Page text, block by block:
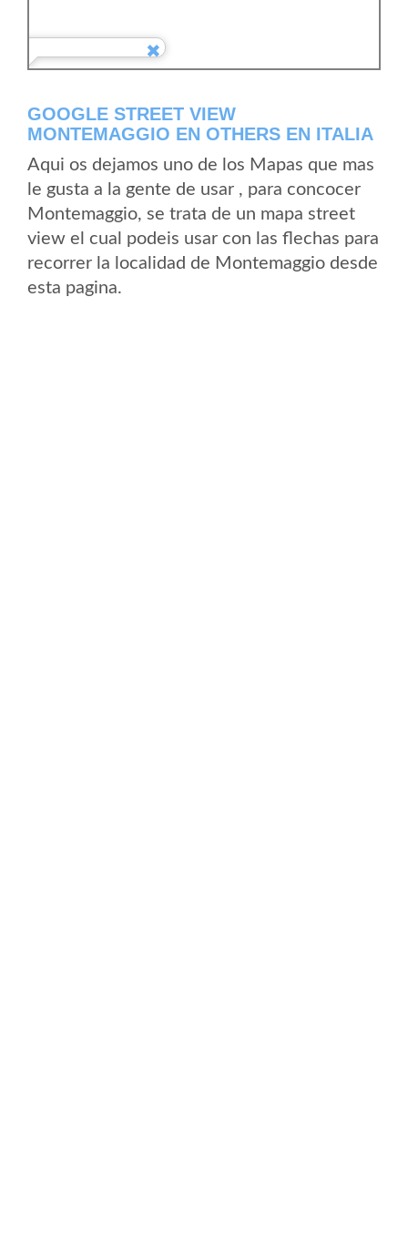
GOOGLE STREET VIEW
MONTEMAGGIO EN OTHERS EN ITALIA
Aqui os dejamos uno de los Mapas que mas
le gusta a la gente de usar , para concocer
Montemaggio, se trata de un mapa street
view el cual podeis usar con las flechas para
recorrer la localidad de Montemaggio desde
esta pagina.